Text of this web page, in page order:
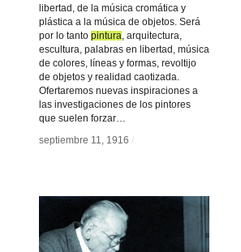
libertad, de la música cromática y
plástica a la música de objetos. Será
por lo tanto pintura , arquitectura,
escultura, palabras en libertad, música
de colores, líneas y formas, revoltijo
de objetos y realidad caotizada.
Ofertaremos nuevas inspiraciones a
las investigaciones de los pintores
que suelen forzar…
septiembre 11, 1916 /
pintura
septiembre 11, 1916 /